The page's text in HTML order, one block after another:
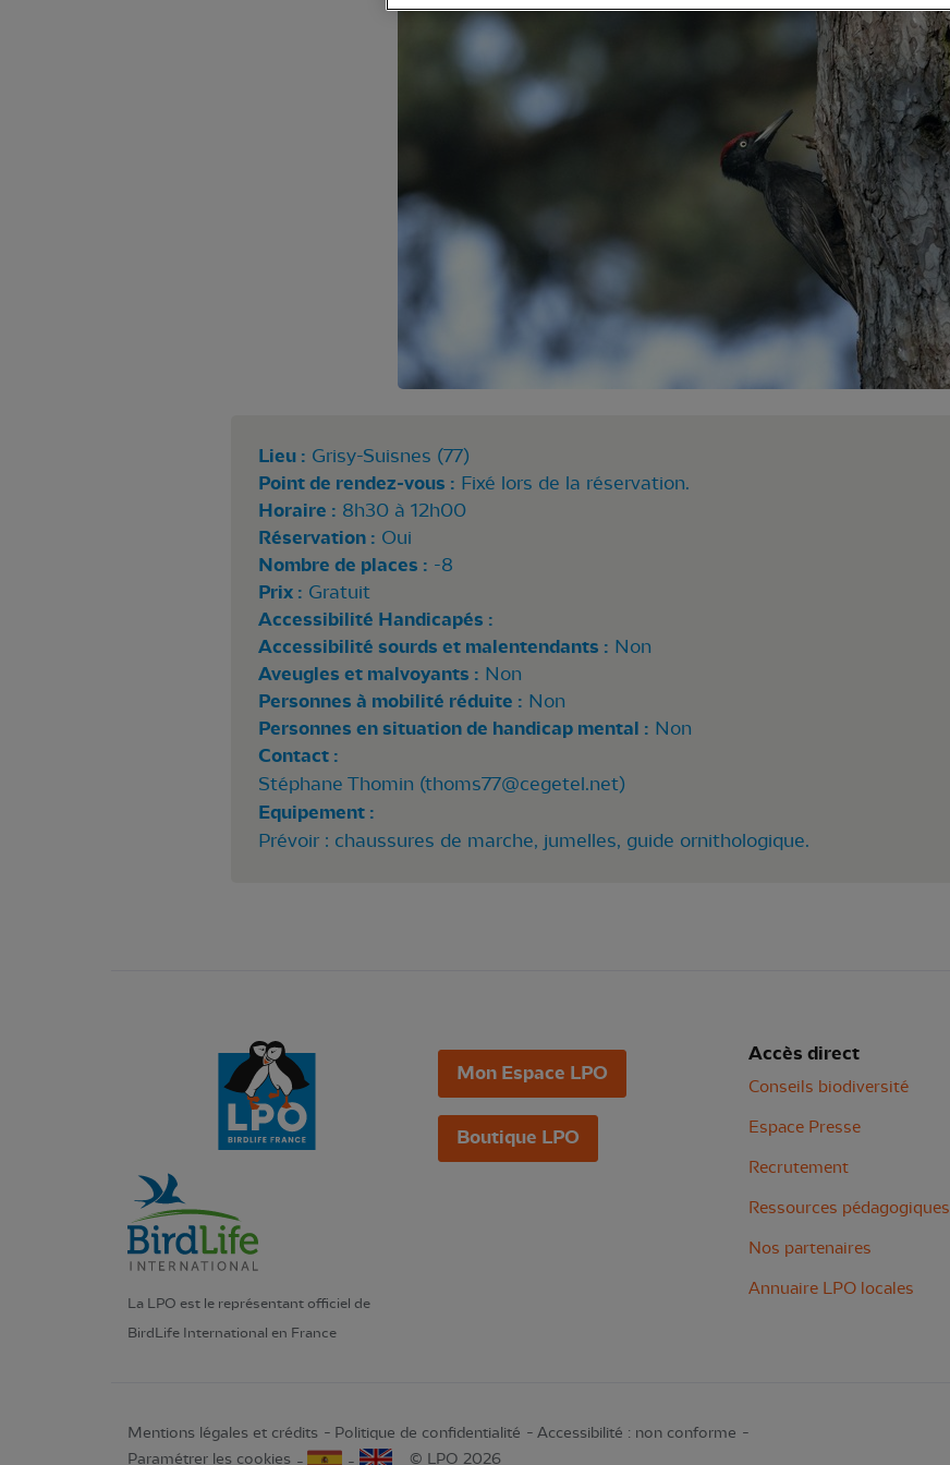
Lieu : Grisy-Suisnes (77)
Point de rendez-vous : Fixé lors de la réservation.
Horaire : 8h30 à 12h00
Réservation : Oui
Nombre de places : -8
Prix : Gratuit
Accessibilité Handicapés :
Accessibilité sourds et malentendants : Non
Aveugles et malvoyants : Non
Personnes à mobilité réduite : Non
Personnes en situation de handicap mental : Non
Contact :
Stéphane Thomin (thoms77@cegetel.net)
Equipement :
Prévoir : chaussures de marche, jumelles, guide ornithologique.
La LPO est le représentant officiel de
BirdLife International en France
Mon Espace LPO
Boutique LPO
Accès direct
Conseils biodiversité
Espace Presse
Recrutement
Ressources pédagogiques
Nos partenaires
Annuaire LPO locales
Mentions légales et crédits Politique de confidentialité
Accessibilité : non conforme
Paramétrer les cookies
© LPO 2026